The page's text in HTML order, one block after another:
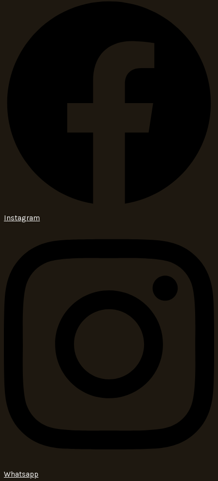
Instagram
Whatsapp